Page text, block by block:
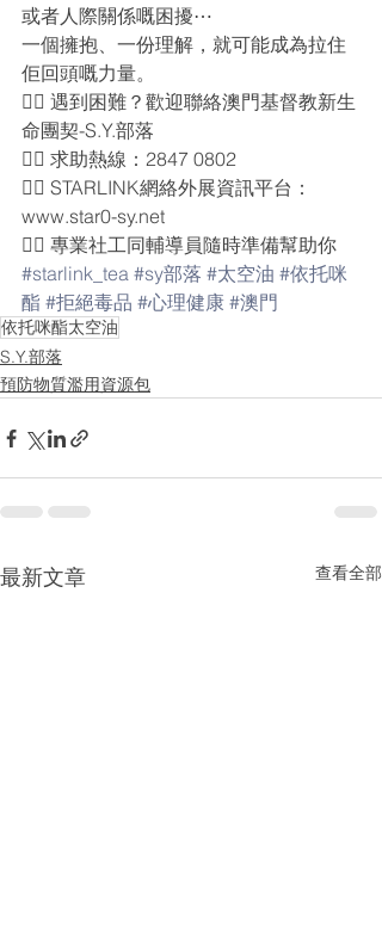
或者人際關係嘅困擾⋯
一個擁抱、一份理解，就可能成為拉住
佢回頭嘅力量。
👉🏻 遇到困難？歡迎聯絡澳門基督教新生
命團契-S.Y.部落
👉🏻 求助熱線：2847 0802
👉🏻 STARLINK網絡外展資訊平台：
www.star0-sy.net
👉🏻 專業社工同輔導員隨時準備幫助你
#starlink_tea #sy部落 #太空油 #依托咪
酯 #拒絕毒品 #心理健康 #澳門
依托咪酯太空油
S.Y.部落
預防物質濫用資源包
最新文章 查看全部